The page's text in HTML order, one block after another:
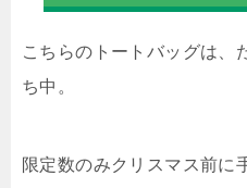
こちらのトートバッグは、
ち中。
限定数のみクリスマス前に